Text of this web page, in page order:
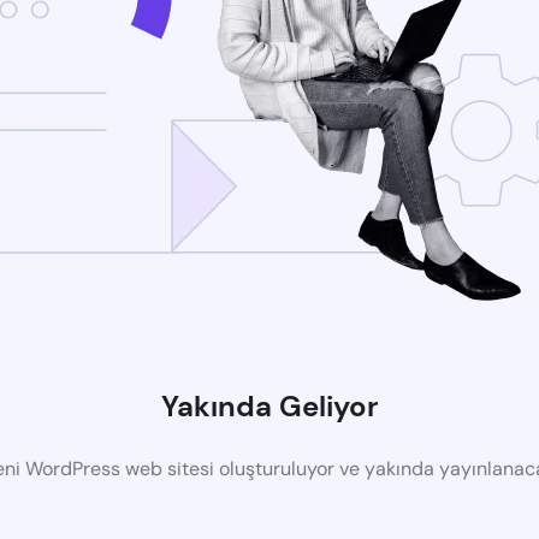
Yakında Geliyor
WordPress web sitesi oluşturuluyor ve yakında